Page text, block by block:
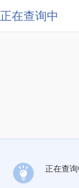
正在查询中
正在查